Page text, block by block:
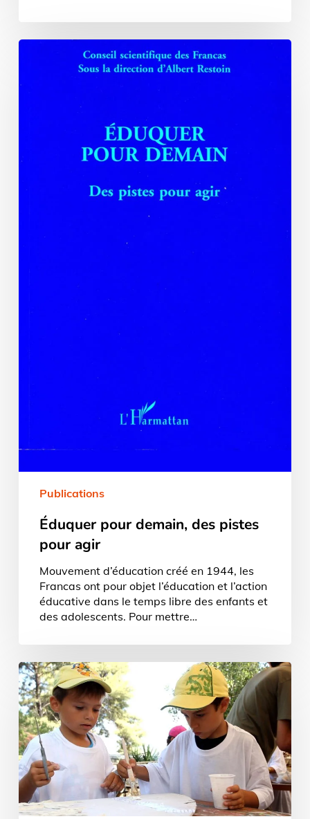
Éduquer
Publications
Éduquer pour demain, des pistes
pour agir
Mouvement d’éducation créé en 1944, les
Francas ont pour objet l’éducation et l’action
éducative dans le temps libre des enfants et
des adolescents. Pour mettre…
L’alphabet
des
arts
plastiques